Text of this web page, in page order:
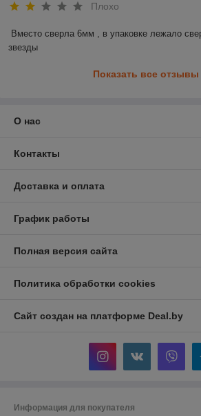
Плохо
Вместо сверла 6мм , в упаковке лежало
звезды
Показать все отзывы
О нас
Контакты
Доставка и оплата
График работы
Полная версия сайта
Политика обработки cookies
Сайт создан на платформе Deal.by
Информация для покупателя